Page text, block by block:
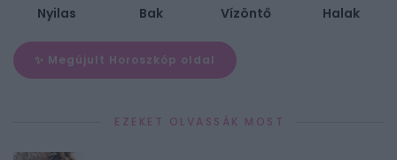
Nyilas Bak Vízöntő Halak
✨ Megújult Horoszkóp oldal
EZEKET OLVASSÁK MOST